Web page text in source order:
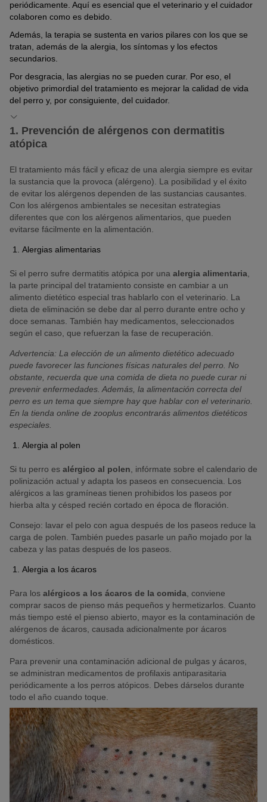
piel y, a continuación, se observa la reacción. Esto suelen
clínicas.
En cambio, una
embargo, un resultado positivo por sí solo no es prueba
suficiente, ya que los perros sanos también tienen estos
anticuerpos en la piel y la sangre. Por eso, el veterinario siempre
evaluará el resultado en relación con los síntomas.
© Firn / stock.adobe.com
Con un test intradérmico se identifican las sustancias alérgenas p
or medio de la reacción de la piel.
periódicamente. Aquí es esencial que el veterinario y el cuidador
colaboren como es debido.
Además, la terapia se sustenta en varios pilares con los que se
tratan, además de la alergia, los síntomas y los efectos
secundarios.
Por desgracia, las alergias no se pueden curar. Por eso, el
objetivo primordial del tratamiento es mejorar la calidad de vida
del perro y, por consiguiente, del cuidador.
1. Prevención de alérgenos con dermatitis
atópica
El tratamiento más fácil y eficaz de una alergia siempre es evitar
la sustancia que la provoca (alérgeno). La posibilidad y el éxito
de evitar los alérgenos dependen de las sustancias causantes.
Con los alérgenos ambientales se necesitan estrategias
diferentes que con los alérgenos alimentarios, que pueden
evitarse fácilmente en la alimentación.
Alergias alimentarias
Si el perro sufre dermatitis atópica por una alergia alimentaria,
la parte principal del tratamiento consiste en cambiar a un
alimento dietético especial tras hablarlo con el veterinario. La
dieta de eliminación se debe dar al perro durante entre ocho y
doce semanas. También hay medicamentos, seleccionados
según el caso, que refuerzan la fase de recuperación.
Advertencia: La elección de un alimento dietético adecuado
puede favorecer las funciones físicas naturales del perro. No
obstante, recuerda que una comida de dieta no puede curar ni
prevenir enfermedades. Además, la alimentación correcta del
perro es un tema que siempre hay que hablar con el veterinario.
En la tienda online de zooplus encontrarás alimentos dietéticos
especiales.
Alergia al polen
Si tu perro es alérgico al polen, infórmate sobre el calendario de
polinización actual y adapta los paseos en consecuencia. Los
alérgicos a las gramíneas tienen prohibidos los paseos por
hierba alta y césped recién cortado en época de floración.
Consejo: lavar el pelo con agua después de los paseos reduce la
carga de polen. También puedes pasarle un paño mojado por la
cabeza y las patas después de los paseos.
Alergia a los ácaros
Para los alérgicos a los ácaros de la comida, conviene
comprar sacos de pienso más pequeños y hermetizarlos. Cuanto
más tiempo esté el pienso abierto, mayor es la contaminación de
alérgenos de ácaros, causada adicionalmente por ácaros
domésticos.
Para prevenir una contaminación adicional de pulgas y ácaros,
se administran medicamentos de profilaxis antiparasitaria
periódicamente a los perros atópicos. Debes dárselos durante
todo el año cuando toque.